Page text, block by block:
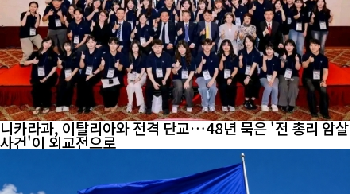
니카라과, 이탈리아와 전격 단교…48년 묵은 '전 총리 암살
사건'이 외교전으로